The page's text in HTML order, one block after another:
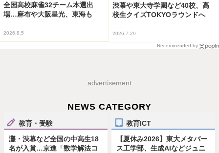
全国高校麻雀32チーム本選出
場…麻布や大阪星光、東海も
2026.8.5
渋幕や東大寺学園など40校、高
校生クイズTOKYOラウンドへ
2026.7.29
Recommended by
advertisement
NEWS CATEGORY
教育・受験
灘・渋幕など全国の中高生18
名が入賞…京進「数学解法コ
教育ICT
【夏休み2026】東大メタバー
ス工学部、生成AIなどジュニ